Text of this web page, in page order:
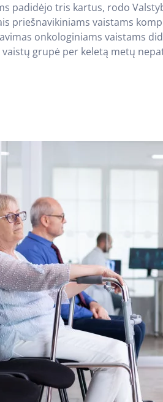
padidėjo tris kartus, rodo
priešnavikiniams vaistams
onkologiniams vaistams
vaistų grupė per keletą metų